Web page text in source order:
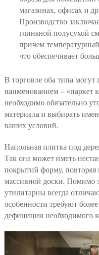
магазинах, офисах и
Производство
глиняной полусухой
причем
что обеспечивает
В торговле оба типа могут
наименованием – «паркет
необходимо обязательно
материала и выбирать
ваших условий.
Напольная плитка под
Так она может иметь
покрытий форму, повторяя
массивной доски. Помимо
утилитарны всегда
особенности требуют
дефиниции необходимого